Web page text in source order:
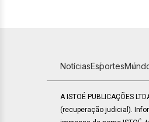
NotíciasEsportes
A ISTOÉ PUBLICAÇÕES
(recuperação judicial).